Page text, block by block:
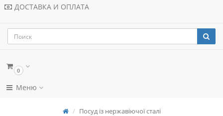
ДОСТАВКА И ОПЛАТА
0
Меню
Посуд із нержавіючої сталі